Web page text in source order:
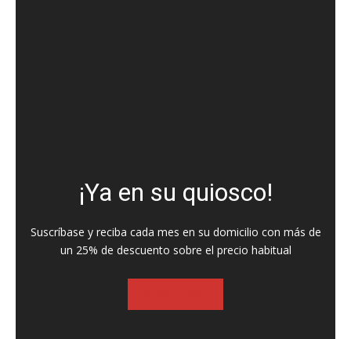
¡Ya en su quiosco!
Suscríbase y reciba cada mes en su domicilio con más de
un 25% de descuento sobre el precio habitual